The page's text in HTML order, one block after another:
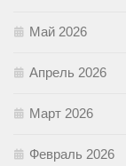
Май 2026
Апрель 2026
Март 2026
Февраль 2026